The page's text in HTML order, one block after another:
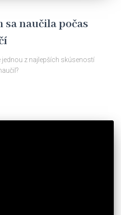
sa naučila počas
z najlepších skúseností